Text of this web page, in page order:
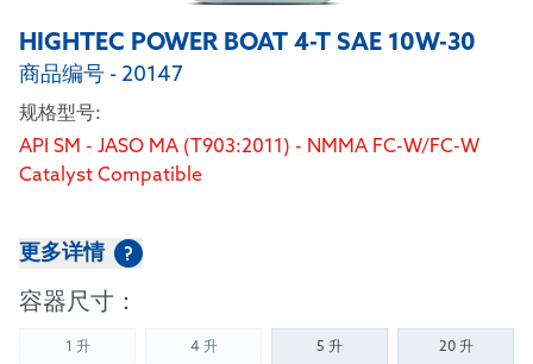
HIGHTEC POWER BOAT 4-T SAE 10W-30
商品编号 - 20147
规格型号:
API SM - JASO MA (T903:2011) - NMMA FC-W/FC-W
Catalyst Compatible
更多详情 ?
容器尺寸：
1 升(Not available) 4 升(Not available) 5 升 20 升